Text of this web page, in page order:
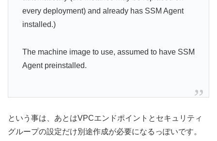
every deployment) and already has SSM Agent
installed.)
The machine image to use, assumed to have SSM
Agent preinstalled.
という事は、あとはVPCエンドポイントとセキュリティ
グループの設定だけ別途作成が必要になるっぽいです。